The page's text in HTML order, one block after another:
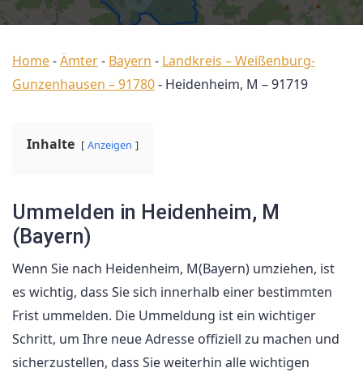
Home-Ämter- Bayern - Landkreis – Weißenburg-
Gunzenhausen – 91780- Heidenheim, M – 91719
Inhalte Anzeigen
Ummelden in Heidenheim, M
(Bayern)
Wenn Sie nach Heidenheim, M(Bayern) umziehen, ist
es wichtig, dass Sie sich innerhalb einer bestimmten
Frist ummelden. Die Ummeldung ist ein wichtiger
Schritt, um Ihre neue Adresse offiziell zu machen und
sicherzustellen, dass Sie weiterhin alle wichtigen